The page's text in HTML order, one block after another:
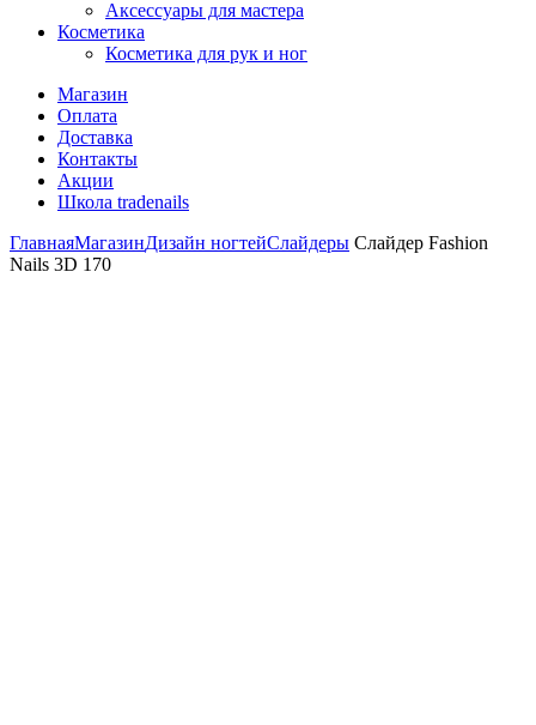
Аксессуары для мастера
Косметика
Косметика для рук и ног
Магазин
Оплата
Доставка
Контакты
Акции
Школа tradenails
ГлавнаяМагазинДизайн ногтейСлайдеры Слайдер Fashion
Nails 3D 170